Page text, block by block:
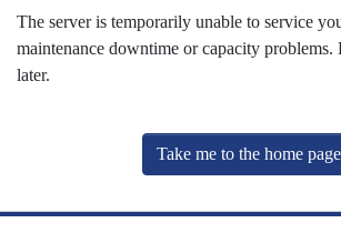
The server is temporarily unable to service
maintenance downtime or capacity problems.
later.
Take me to the home page